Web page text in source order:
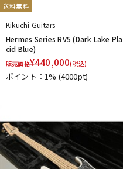
送料無料
Kikuchi Guitars
Hermes Series RV5 (Dark Lake Pla
cid Blue)
販売価格¥440,000(税込)
ポイント：1% (4000pt)